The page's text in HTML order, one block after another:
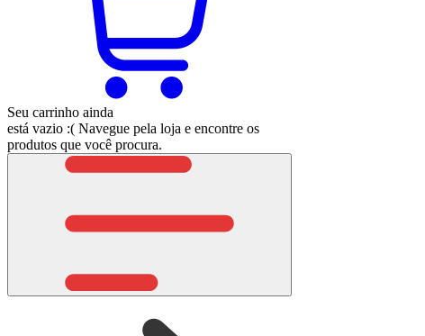
Seu carrinho ainda
está vazio :( Navegue pela loja e encontre os
produtos que você procura.